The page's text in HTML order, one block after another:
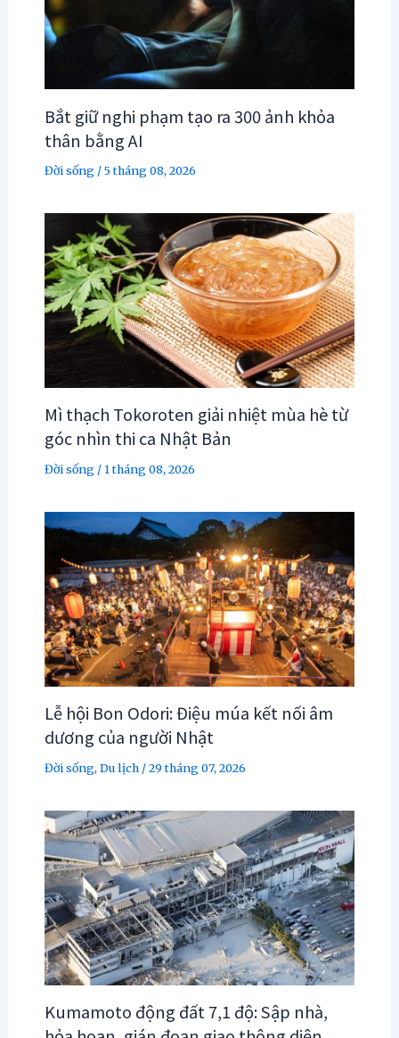
Bắt giữ nghi phạm tạo ra 300 ảnh khỏa
thân bằng AI
Đời sống/5 tháng 08, 2026
Mì thạch Tokoroten giải nhiệt mùa hè từ
góc nhìn thi ca Nhật Bản
Đời sống/1 tháng 08, 2026
Lễ hội Bon Odori: Điệu múa kết nối âm
dương của người Nhật
Đời sống,Du lịch/29 tháng 07, 2026
Kumamoto động đất 7,1 độ: Sập nhà,